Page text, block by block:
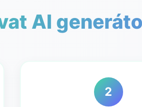
AI
2